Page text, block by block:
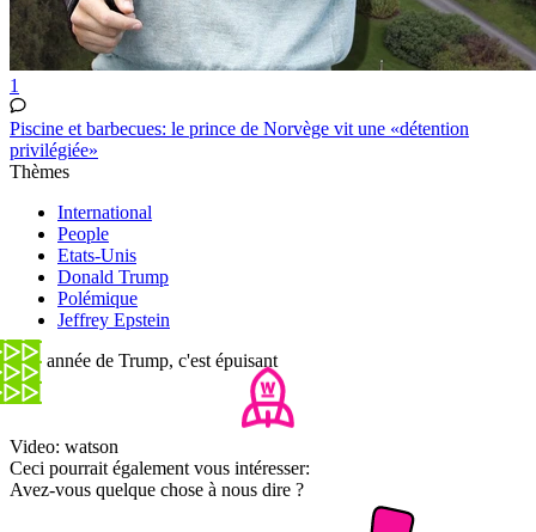
1
Piscine et barbecues: le prince de Norvège vit une «détention
privilégiée»
Thèmes
International
People
Etats-Unis
Donald Trump
Polémique
Jeffrey Epstein
Une année de Trump, c'est épuisant
Video: watson
Ceci pourrait également vous intéresser:
Avez-vous quelque chose à nous dire ?